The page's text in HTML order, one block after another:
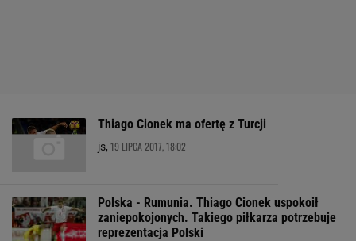
Thiago Cionek ma ofertę z Turcji
js, 19 LIPCA 2017, 18:02
Polska - Rumunia. Thiago Cionek uspokoił
zaniepokojonych. Takiego piłkarza potrzebuje
reprezentacja Polski